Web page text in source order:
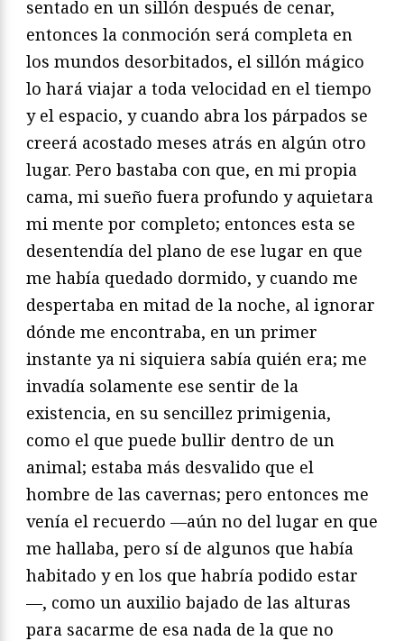
sentado en un sillón después de cenar,
entonces la conmoción será completa en
los mundos desorbitados, el sillón mágico
lo hará viajar a toda velocidad en el tiempo
y el espacio, y cuando abra los párpados se
creerá acostado meses atrás en algún otro
lugar. Pero bastaba con que, en mi propia
cama, mi sueño fuera profundo y aquietara
mi mente por completo; entonces esta se
desentendía del plano de ese lugar en que
me había quedado dormido, y cuando me
despertaba en mitad de la noche, al ignorar
dónde me encontraba, en un primer
instante ya ni siquiera sabía quién era; me
invadía solamente ese sentir de la
existencia, en su sencillez primigenia,
como el que puede bullir dentro de un
animal; estaba más desvalido que el
hombre de las cavernas; pero entonces me
venía el recuerdo —aún no del lugar en que
me hallaba, pero sí de algunos que había
habitado y en los que habría podido estar
—, como un auxilio bajado de las alturas
para sacarme de esa nada de la que no